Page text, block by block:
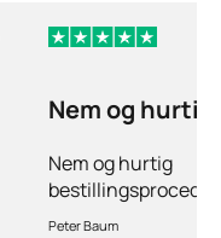
Nem og hurtig
Nem og hurtig
lægefaglig
Peter Baum